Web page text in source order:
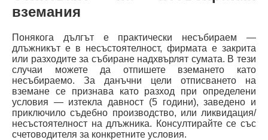
вземания
Понякога дългът е практически несъбираем —
длъжникът е в несъстоятелност, фирмата е закрита
или разходите за събиране надхвърлят сумата. В тези
случаи можете да отпишете вземането като
несъбираемо. За данъчни цели отписването на
вземане се признава като разход при определени
условия — изтекла давност (5 години), заведено и
приключило съдебно производство, или ликвидация/
несъстоятелност на длъжника. Консултирайте се със
счетоводителя за конкретните условия.